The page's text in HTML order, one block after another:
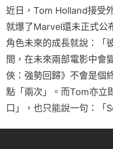
近日，Tom Holland接受
就爆了Marvel還未正式公
角色未來的成長就說：「
間，在未來兩部電影中會
俠：強勢回歸》不會是個
點「兩次」。而Tom亦立
口」，也只能說一句：「